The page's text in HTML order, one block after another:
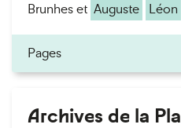
Brunhes et Auguste Léon
Pages
Archives de la